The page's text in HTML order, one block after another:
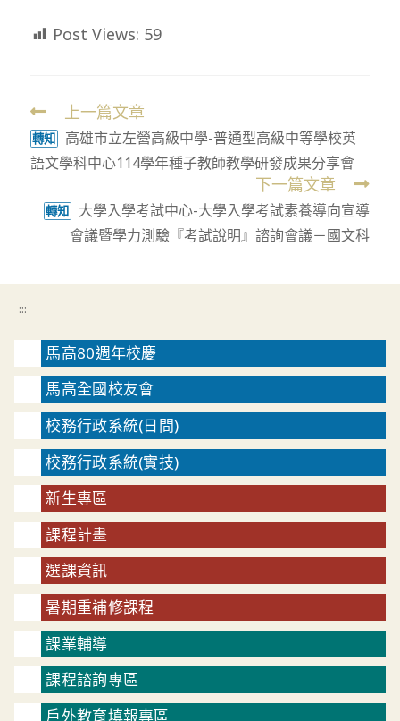
Post Views: 59
Read
more
articles
上一篇文章
轉知
高雄市立左營高級中學-普通型高級中等學校英
語文學科中心114學年種子教師教學研發成果分享會
下一篇文章
轉知
大學入學考試中心-大學入學考試素養導向宣導
會議暨學力測驗『考試說明』諮詢會議－國文科
:::
馬高80週年校慶
馬高全國校友會
校務行政系統(日間)
校務行政系統(實技)
新生專區
課程計畫
選課資訊
暑期重補修課程
課業輔導
課程諮詢專區
戶外教育填報專區